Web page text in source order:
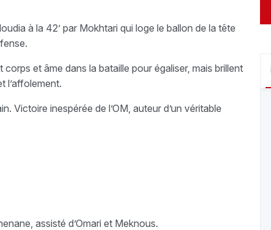
à la 42’ par Mokhtari qui loge le ballon de la tête
et âme dans la bataille pour égaliser, mais brillent
l’affolement.
Victoire inespérée de l’OM, auteur d’un véritable
assisté d’Omari et Meknous.